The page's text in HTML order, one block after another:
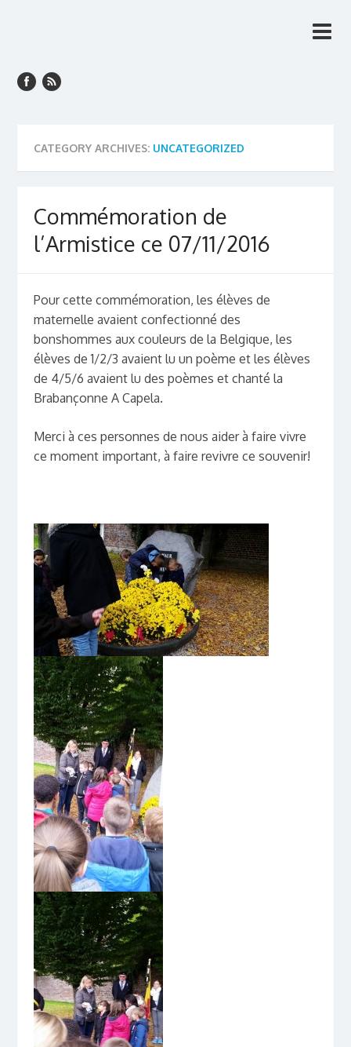
Centre scolaire fondamental
CATEGORY ARCHIVES: UNCATEGORIZED
Commémoration de
l’Armistice ce 07/11/2016
Pour cette commémoration, les élèves de
maternelle avaient confectionné des
bonshommes aux couleurs de la Belgique, les
élèves de 1/2/3 avaient lu un poème et les élèves
de 4/5/6 avaient lu des poèmes et chanté la
Brabançonne A Capela.
Merci à ces personnes de nous aider à faire vivre
ce moment important, à faire revivre ce souvenir!